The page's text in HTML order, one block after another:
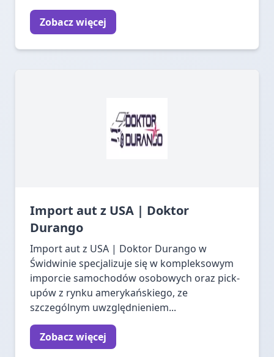
Zobacz więcej
Import aut z USA | Doktor
Durango
Import aut z USA | Doktor Durango w
Świdwinie specjalizuje się w kompleksowym
imporcie samochodów osobowych oraz pick-
upów z rynku amerykańskiego, ze
szczególnym uwzględnieniem...
Zobacz więcej